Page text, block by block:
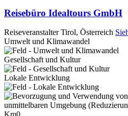
Reisebüro Idealtours GmbH
Reiseveranstalter Tirol, Österreich
Umwelt und Klimawandel
Gesellschaft und Kultur
Lokale Entwicklung